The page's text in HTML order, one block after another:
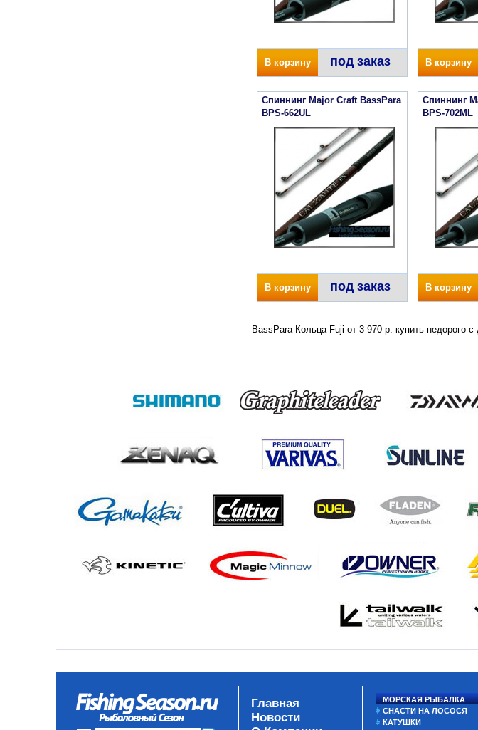
В корзину под заказ В корзину
Спиннинг Major Craft BassPara
BPS-662UL
В корзину под заказ
Спиннинг
BPS-702ML
В корзину
BassPara Кольца Fuji от 3 970 р. купить недорого
Главная
Новости
МОРСКАЯ РЫБАЛКА
СНАСТИ НА ЛОСОСЯ
КАТУШКИ